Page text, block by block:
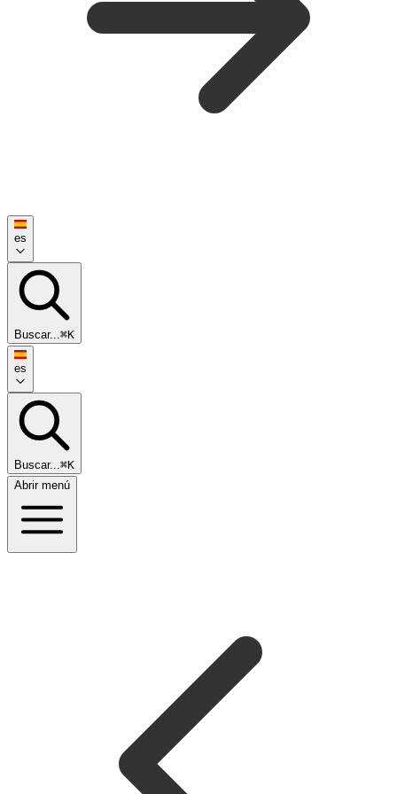
es
Buscar...⌘K
es
Buscar...⌘K
Abrir menú